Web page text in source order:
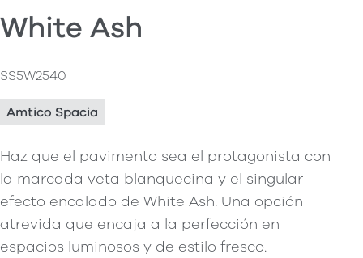
White Ash
SS5W2540
Amtico Spacia
Haz que el pavimento sea el protagonista con
la marcada veta blanquecina y el singular
efecto encalado de White Ash. Una opción
atrevida que encaja a la perfección en
espacios luminosos y de estilo fresco.